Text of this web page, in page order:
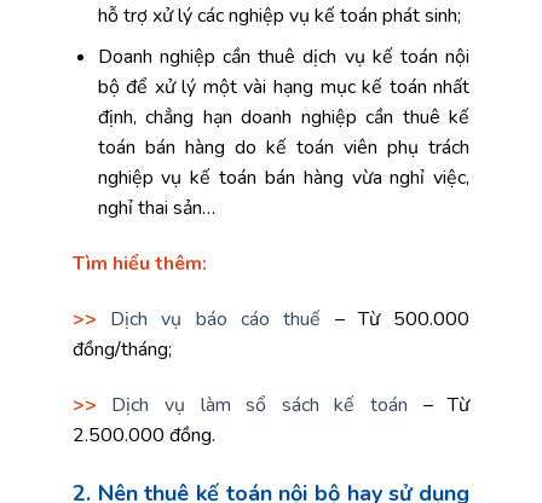
hỗ trợ xử lý các nghiệp vụ kế toán phát sinh;
Doanh nghiệp cần thuê dịch vụ kế toán nội
bộ để xử lý một vài hạng mục kế toán nhất
định, chẳng hạn doanh nghiệp cần thuê kế
toán bán hàng do kế toán viên phụ trách
nghiệp vụ kế toán bán hàng vừa nghỉ việc,
nghỉ thai sản…
Tìm hiểu thêm:
>> Dịch vụ báo cáo thuế – Từ 500.000
đồng/tháng;
>> Dịch vụ làm sổ sách kế toán – Từ
2.500.000 đồng.
2. Nên thuê kế toán nội bộ hay sử dụng